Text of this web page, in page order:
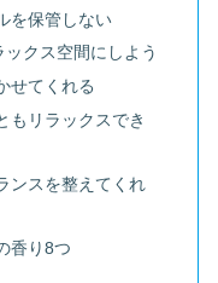
を保管しない
クス空間にしよう
せてくれる
もリラックスでき
ンスを整えてくれ
香り8つ